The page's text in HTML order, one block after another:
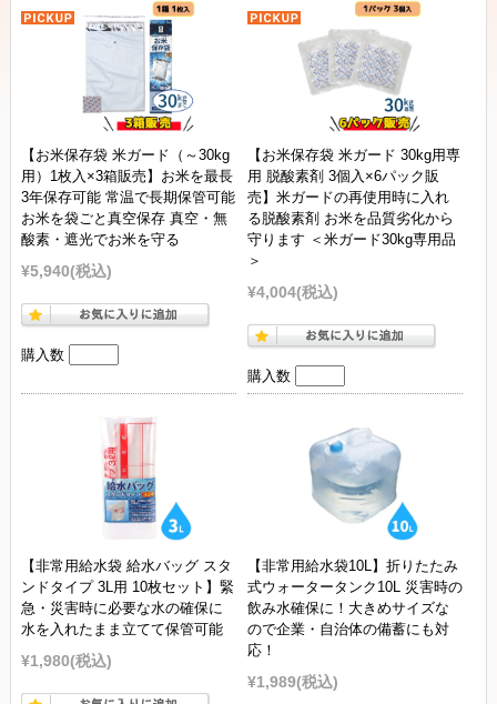
【お米保存袋 米ガード（～30kg
用）1枚入×3箱販売】お米を最長
3年保存可能 常温で長期保管可能
お米を袋ごと真空保存 真空・無
酸素・遮光でお米を守る
¥5,940(税込)
購入数
【お米保存袋 米ガード 30kg用専
用 脱酸素剤 3個入×6パック販
売】米ガードの再使用時に入れ
る脱酸素剤 お米を品質劣化から
守ります ＜米ガード30kg専用品
＞
¥4,004(税込)
購入数
【非常用給水袋 給水バッグ スタ
ンドタイプ 3L用 10枚セット】緊
急・災害時に必要な水の確保に
水を入れたまま立てて保管可能
¥1,980(税込)
【非常用給水袋10L】折りたたみ
式ウォータータンク10L 災害時の
飲み水確保に！大きめサイズな
ので企業・自治体の備蓄にも対
応！
¥1,989(税込)